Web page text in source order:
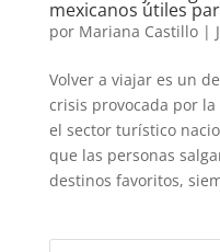
mexicanos útiles
por Mariana Castillo|
Volver a viajar es un
crisis provocada por
el sector turístico
que las personas
destinos favoritos,